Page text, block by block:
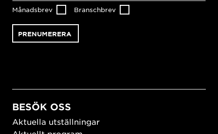
Månadsbrev Branschbrev
BESÖK OSS
Aktuella utställningar